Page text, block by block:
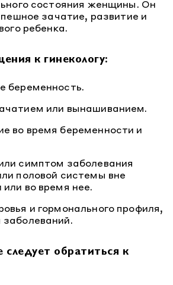
состояния женщины. Он
зачатие, развитие и
ребенка.
к гинекологу:
беременность.
или вынашиванием.
во время беременности и
симптом заболевания
половой системы вне
во время нее.
и гормонального профиля,
обратиться к